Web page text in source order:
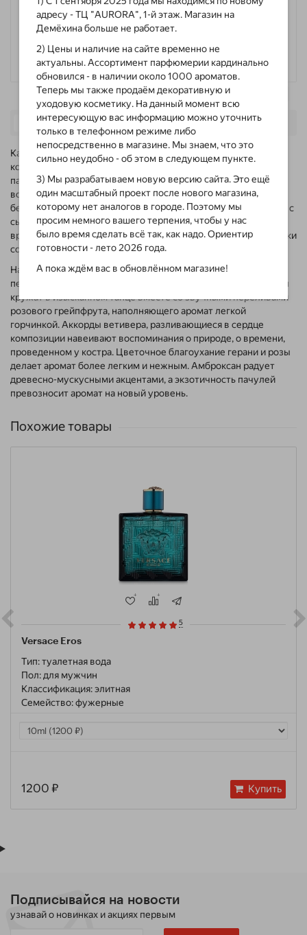
адресу - ТЦ "AURORA", 1-й этаж. Магазин на
Демёхина больше не работает.
2) Цены и наличие на сайте временно не
актуальны. Ассортимент парфюмерии кардинально
обновился - в наличии около 1000 ароматов.
Теперь мы также продаём декоративную и
уходовую косметику. На данный момент всю
интересующую вас информацию можно уточнить
только в телефонном режиме либо
непосредственно в магазине. Мы знаем, что это
сильно неудобно - об этом в следующем пункте.
3) Мы разрабатываем новую версию сайта. Это ещё
один масштабный проект после нового магазина,
которому нет аналогов в городе. Поэтому мы
просим немного вашего терпения, чтобы у нас
было время сделать всё так, как надо. Ориентир
готовности - лето 2026 года.
А пока ждём вас в обновлённом магазине!
только оригинал
Доставка по городу
по тарифам такси
ОПИСАНИЕ ХАРАКТЕРИСТИКИ ОТЗЫВЫ4
Карл Лагерфельд – создатель известного немецкого бренда,
который выпускает стильную одежду и запоминающуюся
парфюмерию. Чудесный мужской аромат Bois De Vetiver –
воплощение силы и роскоши, переменчивого настроения и
бескомпромиссных решений. Парфюм навеивает ассоциации с
сырой теплой землей и благородным лесом, где застывает
время и можно бесконечно долго наблюдать за тем, как лучики
солнца пробиваются через листву.
Насыщенная древесно-фужерная композиция очаровывает с
первого вдоха. Освежающая мята и кислый красный апельсин
кружат в изысканном танце вместе со звучными переливами
розового грейпфрута, наполняющего аромат легкой
горчинкой. Аккорды ветивера, разливающиеся в сердце
композиции навеивают воспоминания о природе, о времени,
проведенном у костра. Цветочное благоухание герани и розы
делает аромат более легким и нежным. Амброксан радует
древесно-мускусными акцентами, а экзотичность пачулей
превозносит аромат на новый уровень.
Похожие товары
Versace Eros
5
Тип:туалетная вода
Пол: для мужчин
Классификация:элитная
Семейство:фужерные
1200 ₽ Купить
Подписывайся на новости
узнавай о новинках и акциях первым